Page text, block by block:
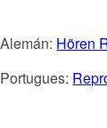
Hören